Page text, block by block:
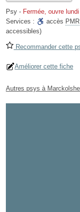
Psy - Fermée, ouvre
Services :
accès PMR
accessibles)
Recommander cette
Améliorer cette fiche
Autres psys à